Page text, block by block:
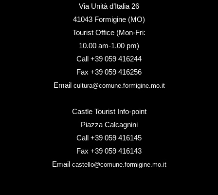
Via Unità d’Italia 26
41043 Formigine (MO)
Tourist Office (Mon-Fri:
10.00 am-1.00 pm)
Call +39 059 416244
Fax +39 059 416256
Email cultura@comune.formigine.mo.it
Castle Tourist Info-point
Piazza Calcagnini
Call +39 059 416145
Fax +39 059 416143
Email castello@comune.formigine.mo.it